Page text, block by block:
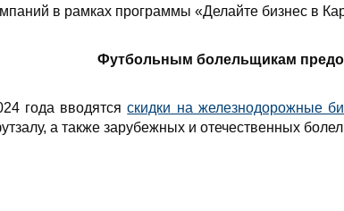
в рамках программы «Делайте бизнес в
Футбольным болельщикам
года вводятсяскидки на железнодорожные
а также зарубежных и отечественных